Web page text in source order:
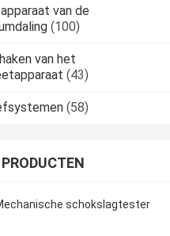
van de
(100)
van het
(43)
(58)
schokslagtester